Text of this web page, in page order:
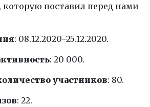
которую поставил перед нами
: 08.12.2020–25.12.2020.
: 20 000.
участников: 80.
: 22.